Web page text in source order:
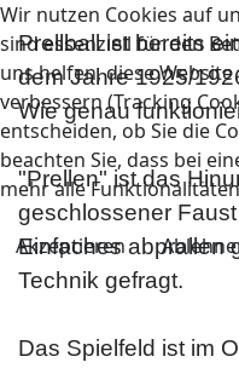
Prellballist bereits
dem Jahre 1925/
Wie genau
"Prellen" ist das
geschlossener
Einfaches abprallen
Technik gefragt.
Das Spielfeld ist im
Wir nutzen Cookies auf
sind essenziell für den
uns helfen, diese
verbessern (Tracking
entscheiden, ob Sie die
beachten Sie, dass bei
mehr alle
Akzeptieren